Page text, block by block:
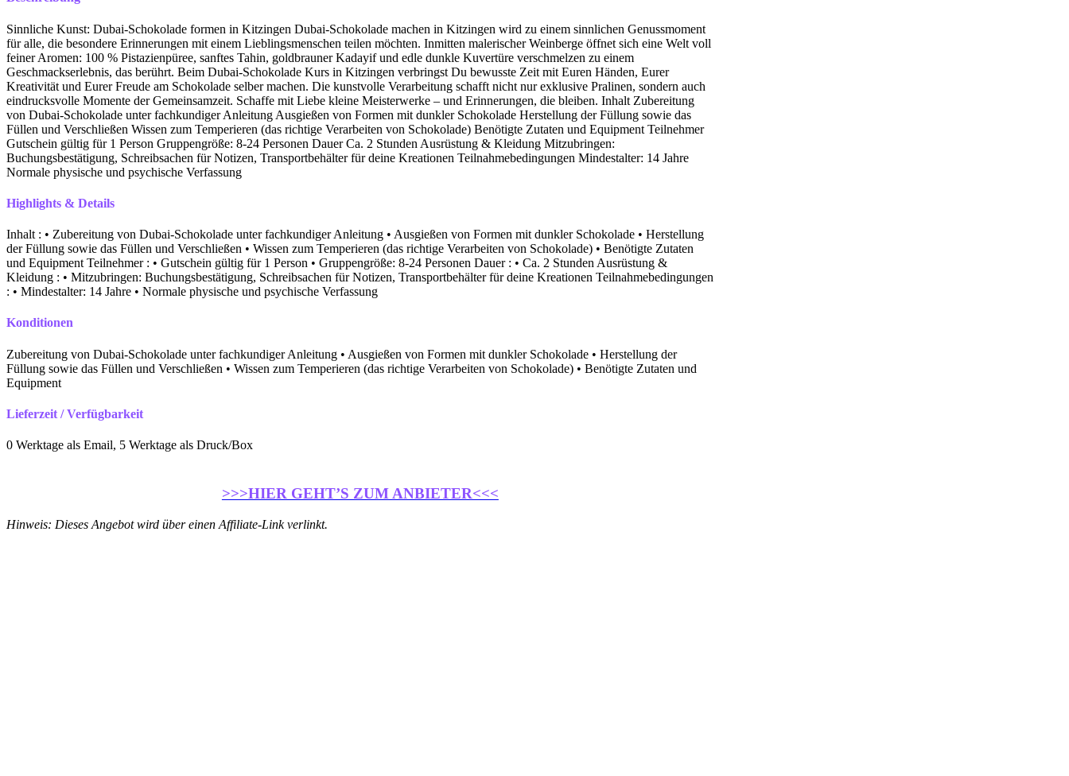
Sinnliche Kunst: Dubai-Schokolade formen in Kitzingen Dubai-Schokolade machen in Kitzingen wird zu einem sinnlichen Genussmoment
für alle, die besondere Erinnerungen mit einem Lieblingsmenschen teilen möchten. Inmitten malerischer Weinberge öffnet sich eine Welt voll
feiner Aromen: 100 % Pistazienpüree, sanftes Tahin, goldbrauner Kadayif und edle dunkle Kuvertüre verschmelzen zu einem
Geschmackserlebnis, das berührt. Beim Dubai-Schokolade Kurs in Kitzingen verbringst Du bewusste Zeit mit Euren Händen, Eurer
Kreativität und Eurer Freude am Schokolade selber machen. Die kunstvolle Verarbeitung schafft nicht nur exklusive Pralinen, sondern auch
eindrucksvolle Momente der Gemeinsamzeit. Schaffe mit Liebe kleine Meisterwerke – und Erinnerungen, die bleiben. Inhalt Zubereitung
von Dubai-Schokolade unter fachkundiger Anleitung Ausgießen von Formen mit dunkler Schokolade Herstellung der Füllung sowie das
Füllen und Verschließen Wissen zum Temperieren (das richtige Verarbeiten von Schokolade) Benötigte Zutaten und Equipment Teilnehmer
Gutschein gültig für 1 Person Gruppengröße: 8-24 Personen Dauer Ca. 2 Stunden Ausrüstung & Kleidung Mitzubringen:
Buchungsbestätigung, Schreibsachen für Notizen, Transportbehälter für deine Kreationen Teilnahmebedingungen Mindestalter: 14 Jahre
Normale physische und psychische Verfassung
Highlights & Details
Inhalt : • Zubereitung von Dubai-Schokolade unter fachkundiger Anleitung • Ausgießen von Formen mit dunkler Schokolade • Herstellung
der Füllung sowie das Füllen und Verschließen • Wissen zum Temperieren (das richtige Verarbeiten von Schokolade) • Benötigte Zutaten
und Equipment Teilnehmer : • Gutschein gültig für 1 Person • Gruppengröße: 8-24 Personen Dauer : • Ca. 2 Stunden Ausrüstung &
Kleidung : • Mitzubringen: Buchungsbestätigung, Schreibsachen für Notizen, Transportbehälter für deine Kreationen Teilnahmebedingungen
: • Mindestalter: 14 Jahre • Normale physische und psychische Verfassung
Konditionen
Zubereitung von Dubai-Schokolade unter fachkundiger Anleitung • Ausgießen von Formen mit dunkler Schokolade • Herstellung der
Füllung sowie das Füllen und Verschließen • Wissen zum Temperieren (das richtige Verarbeiten von Schokolade) • Benötigte Zutaten und
Equipment
Lieferzeit / Verfügbarkeit
0 Werktage als Email, 5 Werktage als Druck/Box
>>>HIER GEHT’S ZUM ANBIETER<<<
Hinweis: Dieses Angebot wird über einen Affiliate-Link verlinkt.